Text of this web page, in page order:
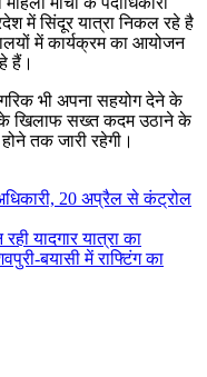
में सिंदूर यात्रा निकल रहे है
में कार्यक्रम का आयोजन
हैं।
भी अपना सहयोग देने के
खिलाफ सख्त कदम उठाने के
तक जारी रहेगी।
20 अप्रैल से कंट्रोल
यादगार यात्रा का
बयासी में राफ्टिंग का